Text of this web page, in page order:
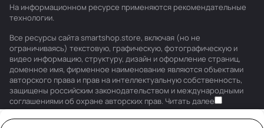
На информационном ресурсе применяются рекомендательные
технологии.
Все ресурсы сайта smartshop.store, включая (но не
ограничиваясь) текстовую, графическую, фотографическую и
видео информацию, структуру, дизайн и оформление страниц,
доменное имя, фирменное наименование являются объектами
авторского права и прав на интеллектуальную собственность,
защищены российским законодательством и международными
соглашениями об охране авторских прав. Читать далее